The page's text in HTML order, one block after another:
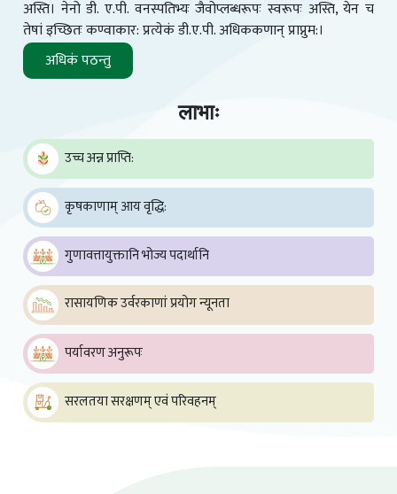
अस्ति। नेनो डी. ए.पी. वनस्पतिभ्यः जैवोप्लब्धरूपः स्वरूपः अस्ति, येन च
तेषां इच्छितः कण्वाकार: प्रत्येकं डी.ए.पी. अधिककणान् प्राप्नुम:।
अधिकं पठन्तु
लाभाः
उच्च अन्न प्राप्ति:
कृषकाणाम् आय वृद्धि: ​
गुणावत्तायुक्तानि भोज्य पदार्थानि ​
रासायणिक उर्वरकाणां प्रयोग न्यूनता
पर्यावरण अनुरूपः
सरलतया सरक्षणम् एवं परिवहनम्